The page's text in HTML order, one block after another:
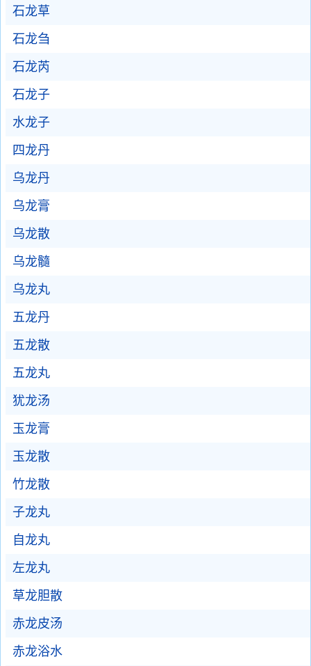
石龙草
石龙刍
石龙芮
石龙子
水龙子
四龙丹
乌龙丹
乌龙膏
乌龙散
乌龙髓
乌龙丸
五龙丹
五龙散
五龙丸
犹龙汤
玉龙膏
玉龙散
竹龙散
子龙丸
自龙丸
左龙丸
草龙胆散
赤龙皮汤
赤龙浴水